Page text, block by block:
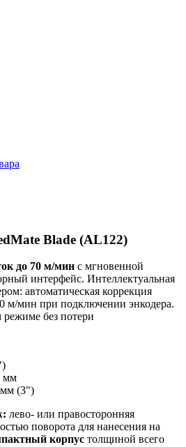
Blade (AL122)
до 70 м/мин с мгновенной
интерфейс. Интеллектуальная
автоматическая коррекция
м/мин при подключении энкодера.
режиме без потери
мм
мм (3")
лево- или правосторонняя
поворота для нанесения на
корпус толщиной всего